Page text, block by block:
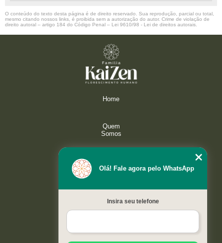
O conteúdo do texto desta página é de direito reservado. Sua reprodução, parcial ou total,
mesmo citando nossos links, é proibida sem a autorização do autor. Crime de violação de
direito autoral – artigo 184 do Código Penal – Lei 9610/98 - Lei de direitos autorais
Home
Quem
Somos
Galeria
Olá! Fale agora pelo WhatsApp
Insira seu telefone